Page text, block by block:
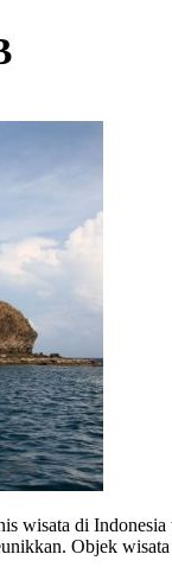
wisata di
Objek